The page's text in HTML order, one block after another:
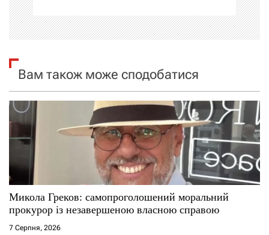
ц
і
я
з
а
и
с
і
Вам також може сподобатися
Микола Греков: самопроголошений моральний
прокурор із незавершеною власною справою
7 Серпня, 2026